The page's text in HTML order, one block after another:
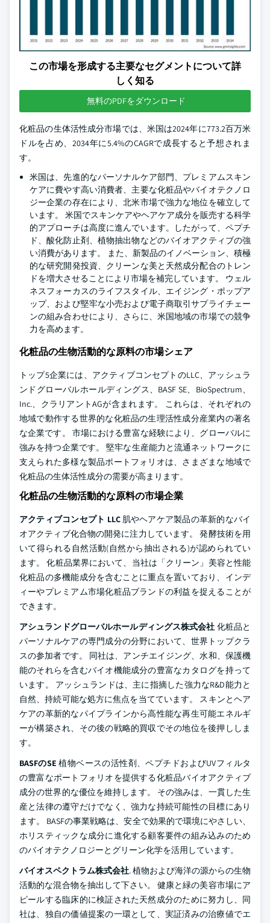
この市場を形成する主要なセグメントについて詳
しく知る
無料のPDFをダウンロード
化粧品の生体活性成分市場では、米国は2024年に773.2百万米
ドルを占め、2034年に5.4%のCAGRで成長すると予想されま
す。
米国は、先進的なパーソナルケア部門、プレミアムスキン
ケアに費やす高い消費者、主要な化粧品やバイオテクノロ
ジー企業の存在により、北米市場で強力な地位を確立して
います。 米国でスキンケアやヘアケア成分を販売する科学
的アプローチは高度に進んでいます。したがって、ペプチ
ド、酸化防止剤、植物抽出物などのバイオアクティブの強
い消費があります。 また、新製品のイノベーション、積極
的な研究開発投資、クリーンな美と天然成分配合のトレン
ドを増大させることにより市場を補完しています。 ウェル
ネスフォーカスのライフスタイル、エイジング・ポップア
ップ、および堅牢な小売および電子商取引サプライチェー
ンの組み合わせにより、さらに、米国地域の市場での競争
力を高めます。
化粧品の生物活動的な原料の市場シェア
トップ5企業には、アクティブコンセプトのLLC、アッシュラ
ンドグローバルホールディングス、BASF SE、BioSpectrum、
Inc.、クラリアントAGが含まれます。 これらは、それぞれの
地域で動作する世界的な化粧品の生理活性成分産業内の著名
な企業です。 市場における豊富な経験により、グローバルに
強みを持つ企業です。 堅牢な生産能力と流通ネットワークに
支えられた多様な製品ポートフォリオは、さまざまな地域で
化粧品の生体活性成分の需要が高まります。
化粧品の生物活動的な原料の市場企業
アクティブコンセプト LLC肌やヘアケア製品の革新的なバイ
オアクティブ化合物の開発に注力しています。 発酵技術を用
いて得られる自然活動(自然から抽出される)が認められてい
ます。 化粧品業界において、当社は「クリーン」美容と性能
化粧品の多機能成分を含むことに重点を置いており、インデ
ィーやプレミアム市場化粧品ブランドの利益を捉えることが
できます。
アシュランドグローバルホールディングス株式会社 化粧品と
パーソナルケアの専門成分の分野において、世界トップクラ
スの参加者です。 同社は、アンチエイジング、水和、保護機
能のそれらを含むバイオ機能成分の豊富なカタログを持って
います。 アッシュランドは、主に指摘した強力なR&D能力と
自然、持続可能な処方に焦点を当てています。 スキンとヘア
ケアの革新的なパイプラインから高性能な再生可能エネルギ
ーが構築され、その後の戦略的買収でその地位を後押ししま
す。
BASFのSE 植物ベースの活性剤、ペプチドおよびUVフィルタ
の豊富なポートフォリオを提供する化粧品バイオアクティブ
成分の世界的な優位を維持します。 その強みは、一貫した生
産と法律の遵守だけでなく、強力な持続可能性の目標にあり
ます。 BASFの事業戦略は、安全で効果的で環境にやさしい、
ホリスティックな成分に進化する顧客要件の組み込みのため
のバイオテクノロジーとグリーン化学を活用しています。
バイオスペクトラム株式会社. 植物および海洋の源からの生物
活動的な混合物を抽出して下さい。 健康と緑の美容市場にア
ピールする臨床的に検証された天然成分のために努力し、同
社は、独自の価値提案の一環として、実証済みの治療値でエ